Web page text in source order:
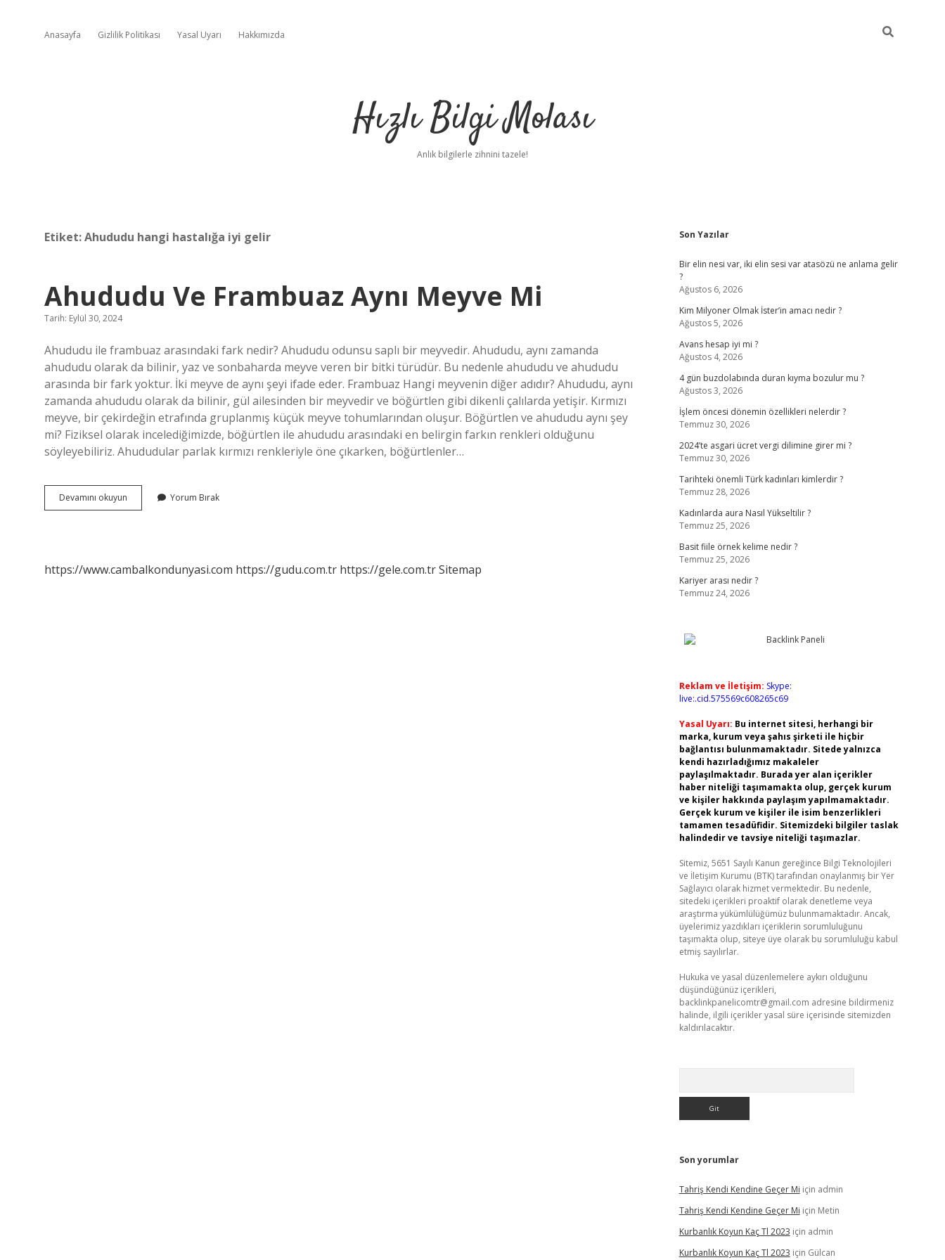
Anasayfa Gizlilik Politikası Yasal Uyarı Hakkımızda
Hızlı Bilgi Molası
Anlık bilgilerle zihnini tazele!
Etiket:Ahududu hangi hastalığa iyi gelir
Ahududu Ve Frambuaz Aynı Meyve Mi
Tarih: Eylül 30, 2024
Ahududu ile frambuaz arasındaki fark nedir? Ahududu odunsu saplı bir meyvedir. Ahududu, aynı zamanda
ahududu olarak da bilinir, yaz ve sonbaharda meyve veren bir bitki türüdür. Bu nedenle ahududu ve ahududu
arasında bir fark yoktur. İki meyve de aynı şeyi ifade eder. Frambuaz Hangi meyvenin diğer adıdır? Ahududu, aynı
zamanda ahududu olarak da bilinir, gül ailesinden bir meyvedir ve böğürtlen gibi dikenli çalılarda yetişir. Kırmızı
meyve, bir çekirdeğin etrafında gruplanmış küçük meyve tohumlarından oluşur. Böğürtlen ve ahududu aynı şey
mi? Fiziksel olarak incelediğimizde, böğürtlen ile ahududu arasındaki en belirgin farkın renkleri olduğunu
söyleyebiliriz. Ahududular parlak kırmızı renkleriyle öne çıkarken, böğürtlenler…
Devamını okuyun Ahududu
Ve
Yorum Bırak
https://www.cambalkondunyasi.com https://gudu.com.tr https://gele.com.trSitemap
Sidebar
Son Yazılar
Bir elin nesi var, iki elin sesi var atasözü ne anlama gelir
?
Ağustos 6, 2026
Kim Milyoner Olmak İster’in amacı nedir ?
Ağustos 5, 2026
Avans hesap iyi mi ?
Ağustos 4, 2026
4 gün buzdolabında duran kıyma bozulur mu ?
Ağustos 3, 2026
İşlem öncesi dönemin özellikleri nelerdir ?
Temmuz 30, 2026
2024’te asgari ücret vergi dilimine girer mi ?
Temmuz 30, 2026
Tarihteki önemli Türk kadınları kimlerdir ?
Temmuz 28, 2026
Kadınlarda aura Nasıl Yükseltilir ?
Temmuz 25, 2026
Basit fiile örnek kelime nedir ?
Temmuz 25, 2026
Kariyer arası nedir ?
Temmuz 24, 2026
Reklam ve İletişim: Skype:
live:.cid.575569c608265c69
Yasal Uyarı: Bu internet sitesi, herhangi bir
marka, kurum veya şahıs şirketi ile hiçbir
bağlantısı bulunmamaktadır. Sitede yalnızca
kendi hazırladığımız makaleler
paylaşılmaktadır. Burada yer alan içerikler
haber niteliği taşımamakta olup, gerçek kurum
ve kişiler hakkında paylaşım yapılmamaktadır.
Gerçek kurum ve kişiler ile isim benzerlikleri
tamamen tesadüfidir. Sitemizdeki bilgiler taslak
halindedir ve tavsiye niteliği taşımazlar.
Sitemiz, 5651 Sayılı Kanun gereğince Bilgi Teknolojileri
ve İletişim Kurumu (BTK) tarafından onaylanmış bir Yer
Sağlayıcı olarak hizmet vermektedir. Bu nedenle,
sitedeki içerikleri proaktif olarak denetleme veya
araştırma yükümlülüğümüz bulunmamaktadır. Ancak,
üyelerimiz yazdıkları içeriklerin sorumluluğunu
taşımakta olup, siteye üye olarak bu sorumluluğu kabul
etmiş sayılırlar.
Hukuka ve yasal düzenlemelere aykırı olduğunu
düşündüğünüz içerikleri,
backlinkpanelicomtr@gmail.com adresine bildirmeniz
halinde, ilgili içerikler yasal süre içerisinde sitemizden
kaldırılacaktır.
Son yorumlar
Tahriş Kendi Kendine Geçer Mi için admin
Tahriş Kendi Kendine Geçer Mi için Metin
Kurbanlık Koyun Kaç Tl 2023 için admin
Kurbanlık Koyun Kaç Tl 2023 için Gülcan